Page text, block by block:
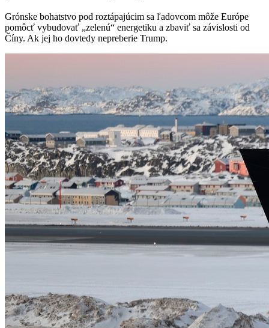
Grónske bohatstvo pod roztápajúcim sa ľadovcom môže Európe
pomôcť vybudovať „zelenú“ energetiku a zbaviť sa závislosti od
Číny. Ak jej ho dovtedy nepreberie Trump.